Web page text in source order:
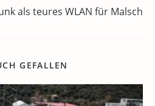
als teures WLAN für Malsch
GEFALLEN